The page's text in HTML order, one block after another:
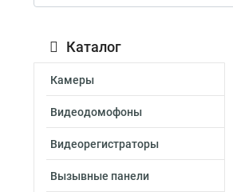
Каталог
Камеры
Видеодомофоны
Видеорегистраторы
Вызывные панели